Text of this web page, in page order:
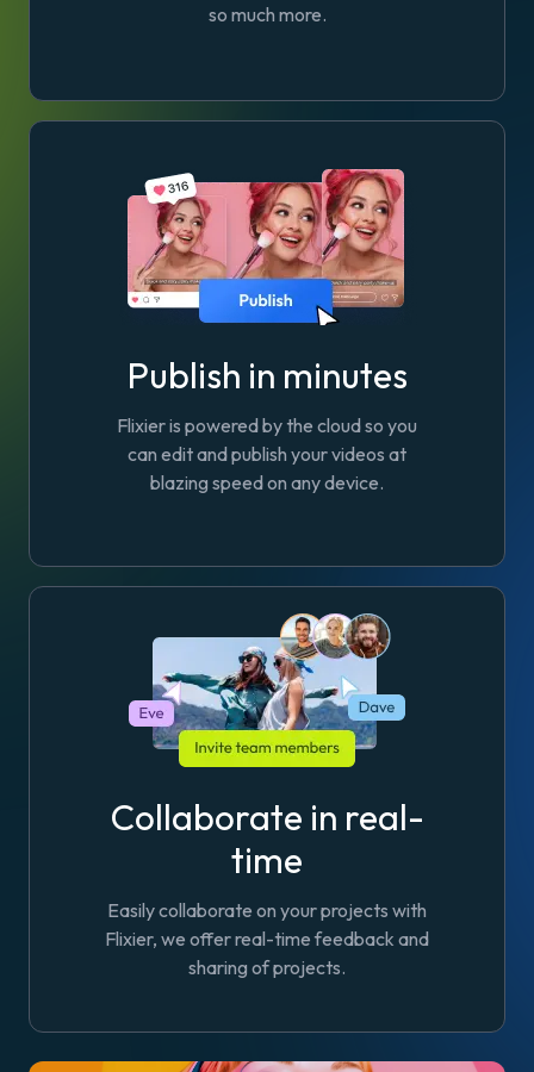
so much more.
Publish in minutes
Flixier is powered by the cloud so you
can edit and publish your videos at
blazing speed on any device.
Collaborate in real-
time
Easily collaborate on your projects with
Flixier, we offer real-time feedback and
sharing of projects.